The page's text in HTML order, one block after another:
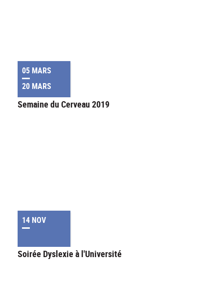
05 MARS
20 MARS
Semaine du Cerveau 2019
14 NOV
Soirée Dyslexie à l'Université